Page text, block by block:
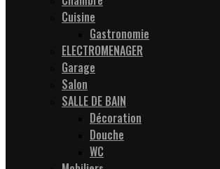
Cuisine
Gastronomie
ELECTROMENAGER
Garage
Salon
SALLE DE BAIN
Décoration
Douche
WC